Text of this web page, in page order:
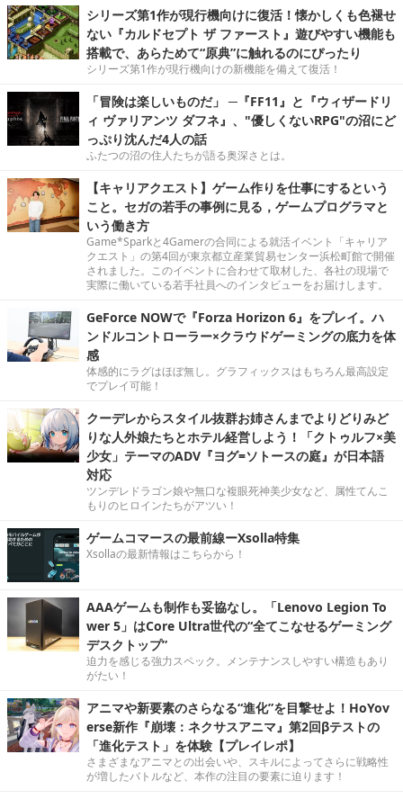
シリーズ第1作が現行機向けに復活！懐かしくも色褪せ
ない『カルドセプト ザ ファースト』遊びやすい機能も
搭載で、あらためて“原典”に触れるのにぴったり
シリーズ第1作が現行機向けの新機能を備えて復活！
「冒険は楽しいものだ」 ─『FF11』と『ウィザードリ
ィ ヴァリアンツ ダフネ』、"優しくないRPG"の沼にど
っぷり沈んだ4人の話
ふたつの沼の住人たちが語る奥深さとは。
【キャリアクエスト】ゲーム作りを仕事にするという
こと。セガの若手の事例に見る，ゲームプログラマと
いう働き方
Game*Sparkと4Gamerの合同による就活イベント「キャリア
クエスト」の第4回が東京都立産業貿易センター浜松町館で開催
されました。このイベントに合わせて取材した、各社の現場で
実際に働いている若手社員へのインタビューをお届けします。
GeForce NOWで『Forza Horizon 6』をプレイ。ハ
ンドルコントローラー×クラウドゲーミングの底力を体
感
体感的にラグはほぼ無し。グラフィックスはもちろん最高設定
でプレイ可能！
クーデレからスタイル抜群お姉さんまでよりどりみど
りな人外娘たちとホテル経営しよう！「クトゥルフ×美
少女」テーマのADV『ヨグ=ソトースの庭』が日本語
対応
ツンデレドラゴン娘や無口な複眼死神美少女など、属性てんこ
もりのヒロインたちがアツい！
ゲームコマースの最前線ーXsolla特集
Xsollaの最新情報はこちらから！
AAAゲームも制作も妥協なし。「Lenovo Legion To
wer 5」はCore Ultra世代の“全てこなせるゲーミング
デスクトップ”
迫力を感じる強力スペック。メンテナンスしやすい構造もあり
がたい！
アニマや新要素のさらなる“進化”を目撃せよ！HoYov
erse新作『崩壊：ネクサスアニマ』第2回βテストの
「進化テスト」を体験【プレイレポ】
さまざまなアニマとの出会いや、スキルによってさらに戦略性
が増したバトルなど、本作の注目の要素に迫ります！